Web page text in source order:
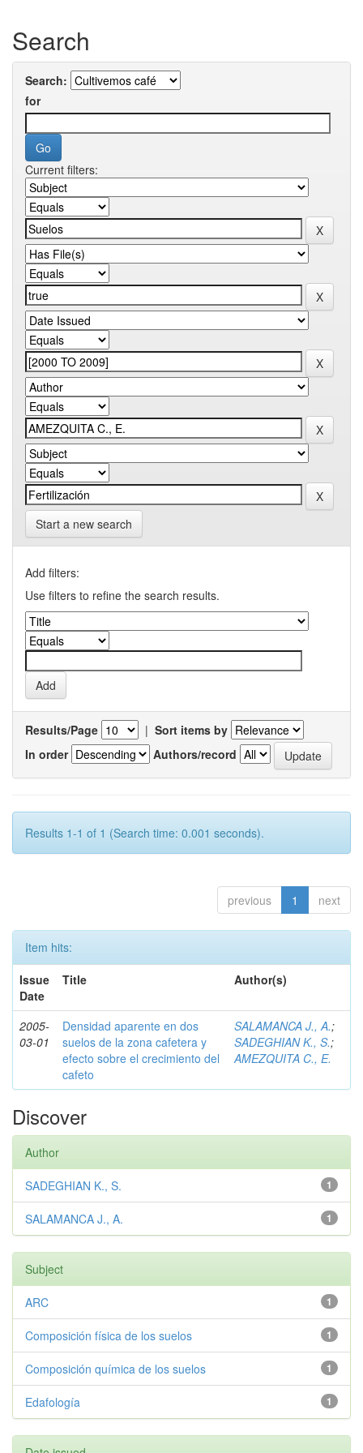
Search
Search:
for
Current filters:
Start a new search
Add filters:
Use filters to refine the search results.
Results/Page | Sort items by
In order
Authors/record
Results 1-1 of 1 (Search time: 0.001 seconds).
previous 1 next
Item hits:
Issue
Date
Title Author(s)
2005-
03-01
Densidad aparente en dos
suelos de la zona cafetera y
efecto sobre el crecimiento del
cafeto
SALAMANCA J., A.;
SADEGHIAN K., S.;
AMEZQUITA C., E.
Discover
Author
1
SADEGHIAN K., S.
1
SALAMANCA J., A.
Subject
1
ARC
1
Composición física de los suelos
1
Composición química de los suelos
1
Edafología